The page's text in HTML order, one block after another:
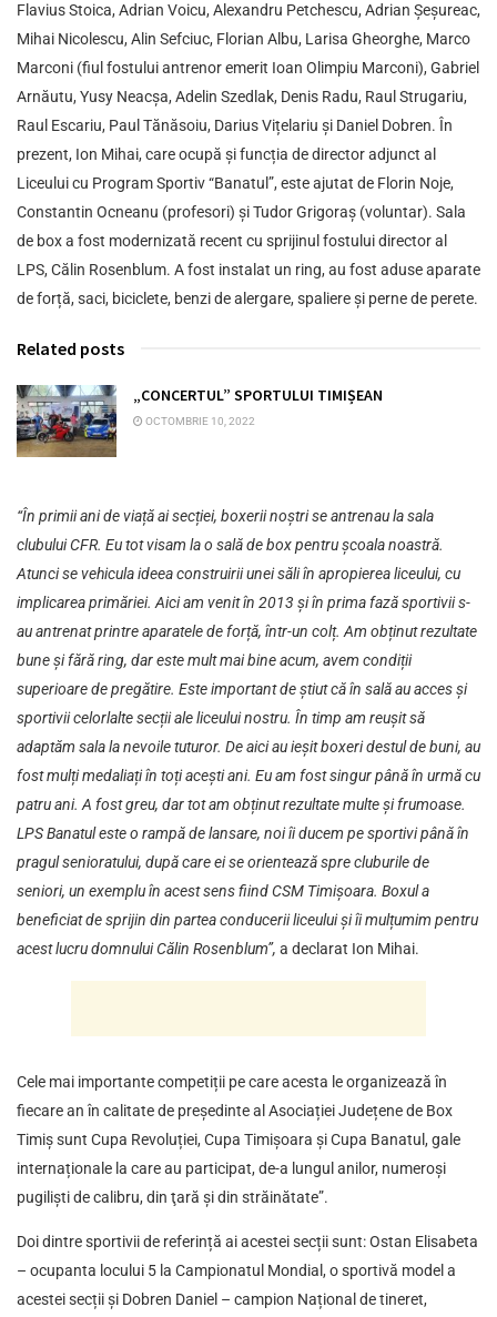
Flavius Stoica, Adrian Voicu, Alexandru Petchescu, Adrian Șeșureac,
Mihai Nicolescu, Alin Sefciuc, Florian Albu, Larisa Gheorghe, Marco
Marconi (fiul fostului antrenor emerit Ioan Olimpiu Marconi), Gabriel
Arnăutu, Yusy Neacșa, Adelin Szedlak, Denis Radu, Raul Strugariu,
Raul Escariu, Paul Tănăsoiu, Darius Vițelariu și Daniel Dobren. În
prezent, Ion Mihai, care ocupă și funcția de director adjunct al
Liceului cu Program Sportiv “Banatul”, este ajutat de Florin Noje,
Constantin Ocneanu (profesori) și Tudor Grigoraș (voluntar). Sala
de box a fost modernizată recent cu sprijinul fostului director al
LPS, Călin Rosenblum. A fost instalat un ring, au fost aduse aparate
de forță, saci, biciclete, benzi de alergare, spaliere și perne de perete.
Related posts
„CONCERTUL” SPORTULUI TIMIȘEAN
OCTOMBRIE 10, 2022
“În primii ani de viață ai secției, boxerii noștri se antrenau la sala
clubului CFR. Eu tot visam la o sală de box pentru școala noastră.
Atunci se vehicula ideea construirii unei săli în apropierea liceului, cu
implicarea primăriei. Aici am venit în 2013 și în prima fază sportivii s-
au antrenat printre aparatele de forță, într-un colț. Am obținut rezultate
bune și fără ring, dar este mult mai bine acum, avem condiții
superioare de pregătire. Este important de știut că în sală au acces și
sportivii celorlalte secții ale liceului nostru. În timp am reușit să
adaptăm sala la nevoile tuturor. De aici au ieșit boxeri destul de buni, au
fost mulți medaliați în toți acești ani. Eu am fost singur până în urmă cu
patru ani. A fost greu, dar tot am obținut rezultate multe și frumoase.
LPS Banatul este o rampă de lansare, noi îi ducem pe sportivi până în
pragul senioratului, după care ei se orientează spre cluburile de
seniori, un exemplu în acest sens fiind CSM Timișoara. Boxul a
beneficiat de sprijin din partea conducerii liceului și îi mulțumim pentru
acest lucru domnului Călin Rosenblum”, a declarat Ion Mihai.
Cele mai importante competiții pe care acesta le organizează în
fiecare an în calitate de președinte al Asociației Județene de Box
Timiș sunt Cupa Revoluției, Cupa Timișoara și Cupa Banatul, gale
internaționale la care au participat, de-a lungul anilor, numeroși
pugiliști de calibru, din ţară şi din străinătate”.
Doi dintre sportivii de referință ai acestei secții sunt: Ostan Elisabeta
– ocupanta locului 5 la Campionatul Mondial, o sportivă model a
acestei secții și Dobren Daniel – campion Național de tineret,